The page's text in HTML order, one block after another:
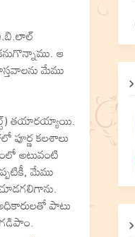
ఆ
మేము
తయారయ్యాయి.
పూర్ణ కలశాలు
అటువంటి
మేము
పాటు